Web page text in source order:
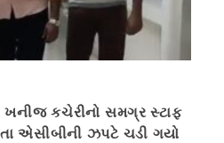
ખનીજ કચેરીનો સમગ્ર સ્ટાફ
એસીબીની ઝપટે ચડી ગયો